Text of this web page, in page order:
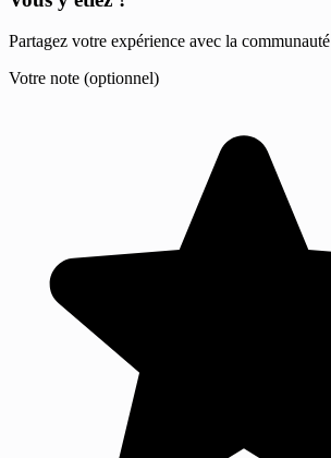
Partagez votre expérience avec la communauté
Votre note (optionnel)